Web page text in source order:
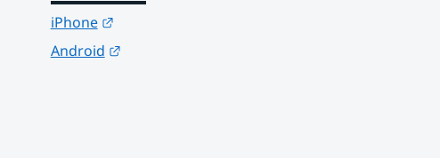
iPhone
Länk till annan webbplats.
Android
Länk till annan webbplats.